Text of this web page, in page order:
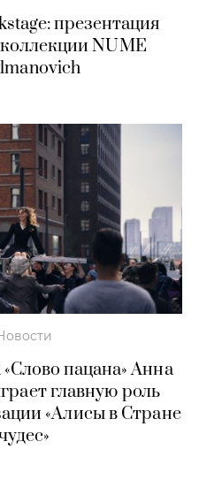
презентация
NUME
пацана» Анна
главную роль
«Алисы в Стране